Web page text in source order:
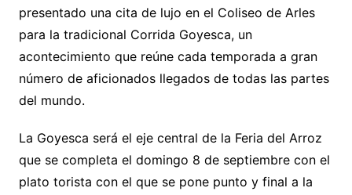
presentado una cita de lujo en el Coliseo de Arles
para la tradicional Corrida Goyesca, un
acontecimiento que reúne cada temporada a gran
número de aficionados llegados de todas las partes
del mundo.
La Goyesca será el eje central de la Feria del Arroz
que se completa el domingo 8 de septiembre con el
plato torista con el que se pone punto y final a la